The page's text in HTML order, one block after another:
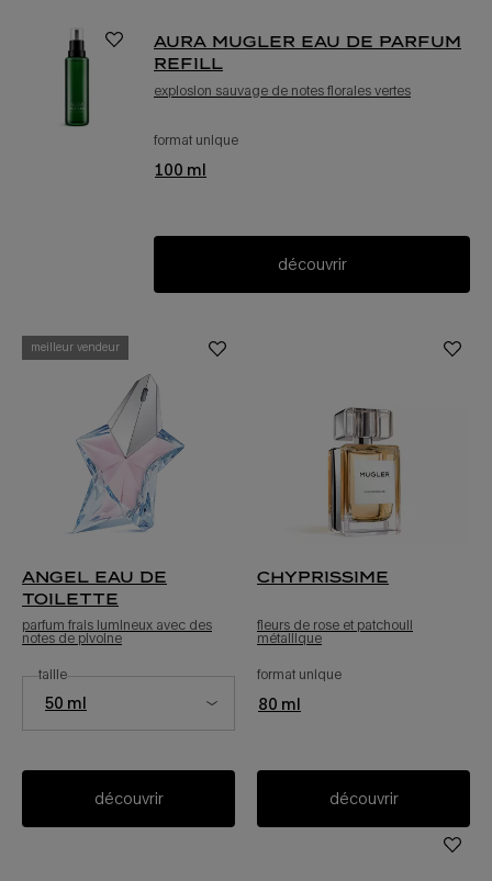
aura mugler eau de parfum
refill
explosion sauvage de notes florales vertes
format unique
100 ml
découvrir
meilleur vendeur
angel eau de
toilette
parfum frais lumineux avec des
notes de pivoine
Select a taille for angel eau de toilette
50 ml
sélectionner une
taillepour l’eau de toilette angel
découvrir
chyprissime
fleurs de rose et patchouli
métallique
format unique
80 ml
découvrir